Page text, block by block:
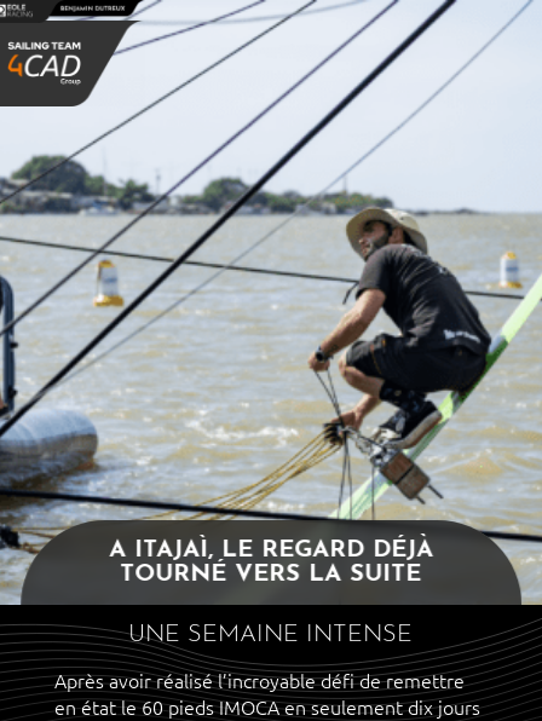
A ITAJAÌ, LE REGARD DÉJÀ
TOURNÉ VERS LA SUITE
UNE SEMAINE INTENSE
Après avoir réalisé l’incroyable défi de remettre
en état le 60 pieds IMOCA en seulement dix jours
Panneau de gestion des cookies